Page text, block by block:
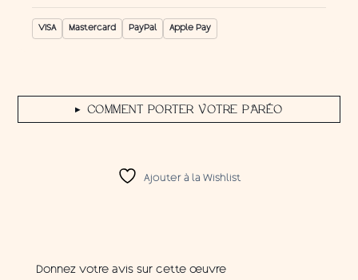
VISA Mastercard PayPal Apple Pay
▶ COMMENT PORTER VOTRE PARÉO
Ajouter à la Wishlist
Donnez votre avis sur cette œuvre